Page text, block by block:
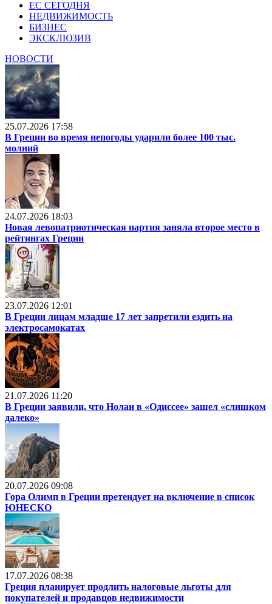
ЕС СЕГОДНЯ
НЕДВИЖИМОСТЬ
БИЗНЕС
ЭКСКЛЮЗИВ
НОВОСТИ
25.07.2026 17:58
В Греции во время непогоды ударили более 100 тыс.
молний
24.07.2026 18:03
Новая левопатриотическая партия заняла второе место в
рейтингах Греции
23.07.2026 12:01
В Греции лицам младше 17 лет запретили ездить на
электросамокатах
21.07.2026 11:20
В Греции заявили, что Нолан в «Одиссее» зашел «слишком
далеко»
20.07.2026 09:08
Гора Олимп в Греции претендует на включение в список
ЮНЕСКО
17.07.2026 08:38
Греция планирует продлить налоговые льготы для
покупателей и продавцов недвижимости